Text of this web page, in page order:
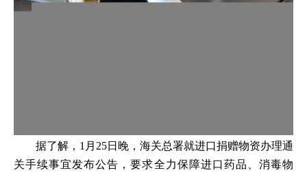
据了解，1月25日晚，海关总署就进口捐赠物资办理通
关手续事宜发布公告，要求全力保障进口药品、消毒物